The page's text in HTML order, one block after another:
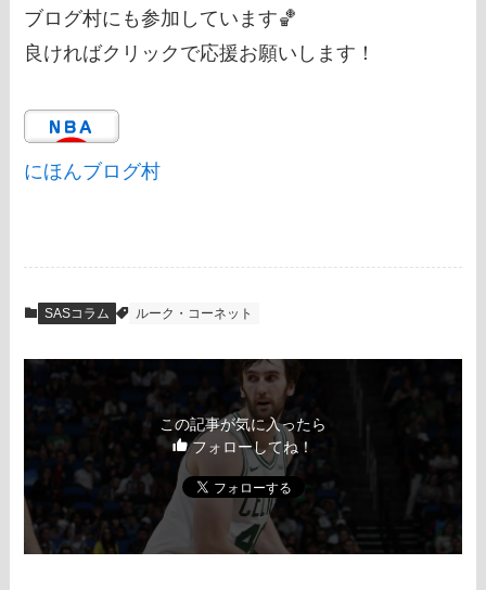
ブログ村にも参加しています🏀
良ければクリックで応援お願いします！
にほんブログ村
SASコラム ルーク・コーネット
この記事が気に入ったら
フォローしてね！